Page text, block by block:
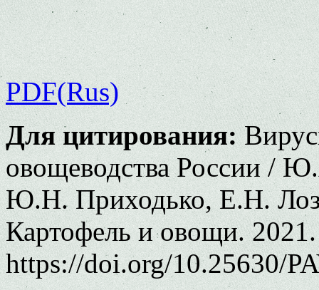
PDF(Rus)
Для цитирования:
овощеводства России /
Ю.Н. Приходько, Е.Н.
Картофель и овощи.
https://doi.org/10.25630/